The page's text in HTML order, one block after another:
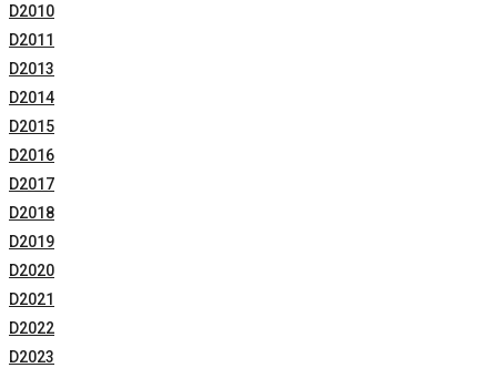
D2010
D2011
D2013
D2014
D2015
D2016
D2017
D2018
D2019
D2020
D2021
D2022
D2023